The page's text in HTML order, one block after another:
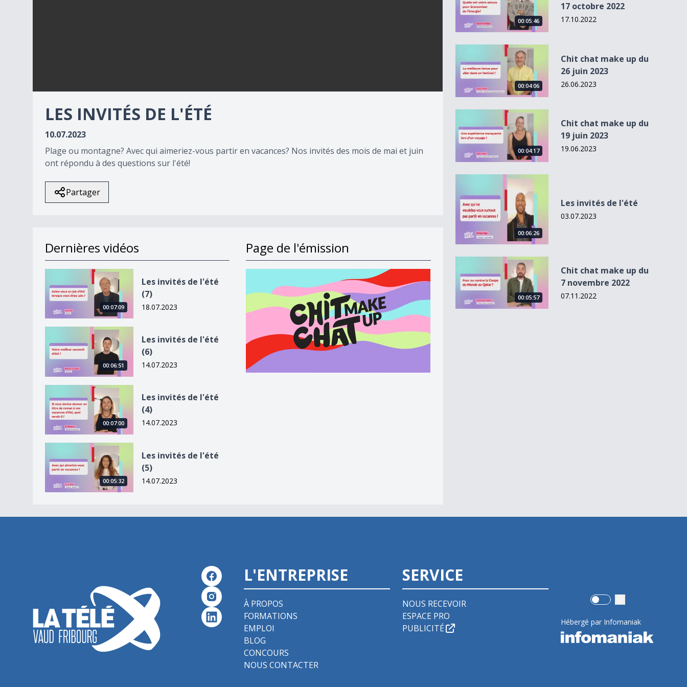
LES INVITÉS DE L'ÉTÉ
10.07.2023
Plage ou montagne? Avec qui aimeriez-vous partir en vacances? Nos invités des mois de mai et juin
ont répondu à des questions sur l'été!
Partager
Dernières vidéos
Les invités de l&#039;été (7)
00:07:09
Les invités de l'été
(7)
18.07.2023
Les invités de l&#039;été (6)
00:06:51
Les invités de l'été
(6)
14.07.2023
Les invités de l&#039;été (4)
00:07:00
Les invités de l'été
(4)
14.07.2023
Les invités de l&#039;été (5)
00:05:32
Les invités de l'été
(5)
14.07.2023
Page de l'émission
00:05:46
17 octobre 2022
17.10.2022
Chit chat make up du 26 juin 2023
00:04:06
Chit chat make up du
26 juin 2023
26.06.2023
Chit chat make up du 19 juin 2023
00:04:17
Chit chat make up du
19 juin 2023
19.06.2023
Les invités de l&#039;été
00:06:26
Les invités de l'été
03.07.2023
Chit chat make up du 7 novembre 2022
00:05:57
Chit chat make up du
7 novembre 2022
07.11.2022
L'ENTREPRISE
À PROPOS
FORMATIONS
EMPLOI
BLOG
CONCOURS
NOUS CONTACTER
SERVICE
NOUS RECEVOIR
ESPACE PRO
PUBLICITÉ
Use setting
Hébergé par Infomaniak